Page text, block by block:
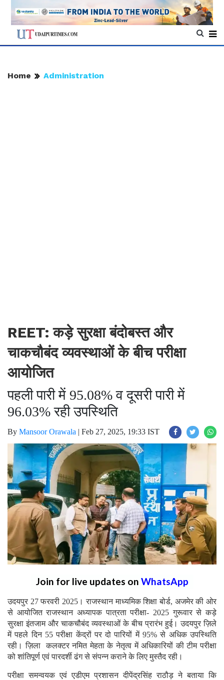
Home Administration
REET: कड़े सुरक्षा बंदोबस्त और
चाकचौबंद व्यवस्थाओं के बीच परीक्षा
आयोजित
पहली पारी में 95.08% व दूसरी पारी में
96.03% रही उपस्थिति
By Mansoor Orawala | Feb 27, 2025, 19:33 IST
Join for live updates on WhatsApp
उदयपुर 27 फरवरी 2025। राजस्थान माध्यमिक शिक्षा बोर्ड, अजमेर की ओर
से आयोजित राजस्थान अध्यापक पात्रता परीक्षा- 2025 गुरूवार से कड़े
सुरक्षा इंतजाम और चाकचौबंद व्यवस्थाओं के बीच प्रारंभ हुई। उदयपुर ज़िले
में पहले दिन 55 परीक्षा केंद्रों पर दो पारियों में 95% से अधिक उपस्थिति
रही। ज़िला कलक्टर नमित मेहता के नेतृत्व में अधिकारियों की टीम परीक्षा
को शांतिपूर्ण एवं पारदर्शी ढंग से संपन्न कराने के लिए मुस्तैद रही।
परीक्षा समन्वयक एवं एडीएम प्रशासन दीपेंद्रसिंह राठौड़ ने बताया कि